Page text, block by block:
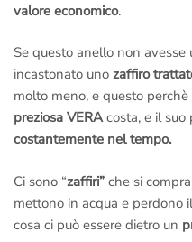
valore economico.
Se questo anello non avesse
incastonato uno zaffiro
molto meno, e questo perchè
preziosa VERAcosta, e il suo
costantemente nel tempo.
Ci sono “zaffiri” che si
mettono in acqua e perdono
cosa ci può essere dietro un